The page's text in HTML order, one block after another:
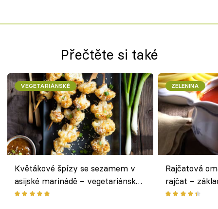
Přečtěte si také
VEGETARIÁNSKÉ
Květákové špízy se sezamem v
asijské marinádě – vegetariánská
chuťovka z grilu
ZELENINA
Rajčatová
rajčat –